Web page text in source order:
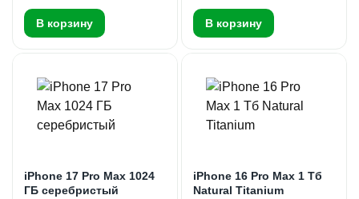
В корзину В корзину
iPhone 17 Pro Max 1024
ГБ серебристый
iPhone 16 Pro Max 1 Тб
Natural Titanium